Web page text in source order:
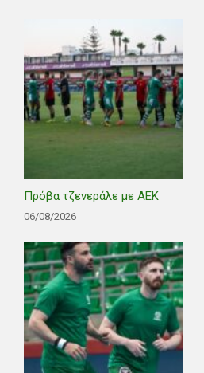
Πρόβα τζενεράλε με ΑΕΚ
06/08/2026